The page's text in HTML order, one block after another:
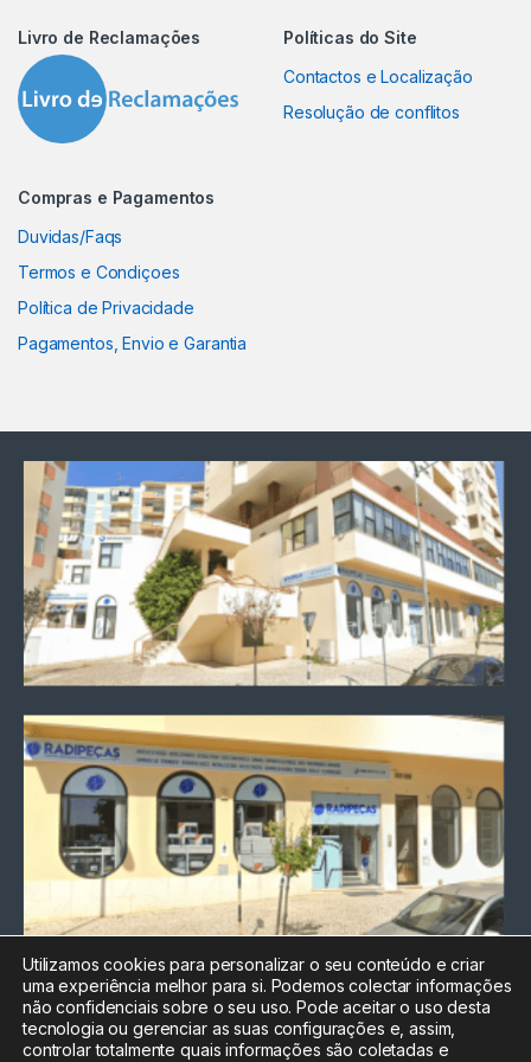
Livro de Reclamações
Políticas do Site
Contactos e Localização
Resolução de conflitos
Compras e Pagamentos
Duvidas/Faqs
Termos e Condiçoes
Política de Privacidade
Pagamentos, Envio e Garantia
Chamada para a rede fixa
nacional
Electrónica:212
Utilizamos cookies para personalizar o seu conteúdo e criar
uma experiência melhor para si. Podemos colectar informações
não confidenciais sobre o seu uso. Pode aceitar o uso desta
tecnologia ou gerenciar as suas configurações e, assim,
controlar totalmente quais informações são coletadas e